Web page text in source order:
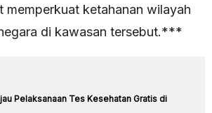
memperkuat ketahanan wilayah
di kawasan tersebut.***
Pelaksanaan Tes Kesehatan Gratis di